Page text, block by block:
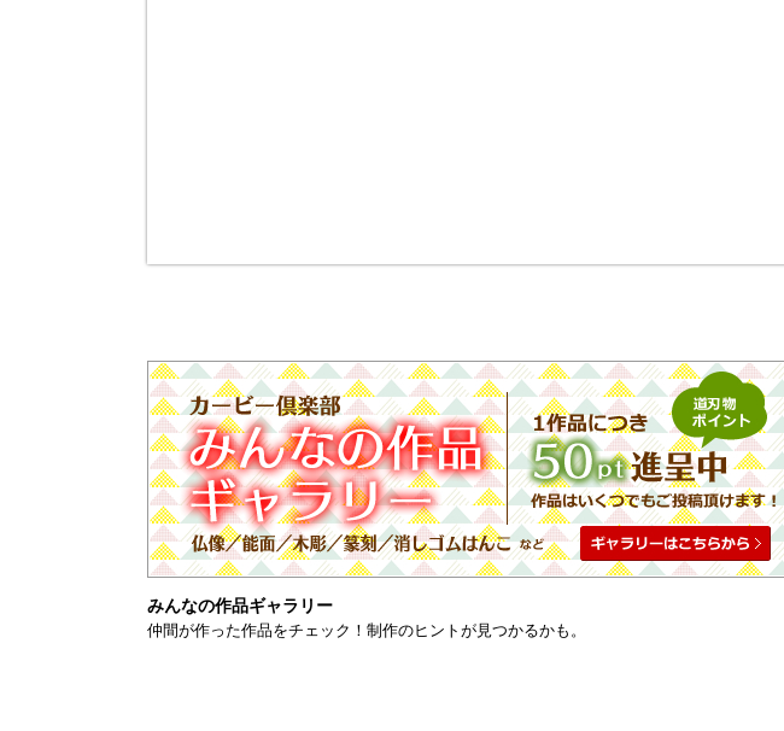
みんなの作品ギャラリー
仲間が作った作品をチェック！制作のヒントが見つかるかも。